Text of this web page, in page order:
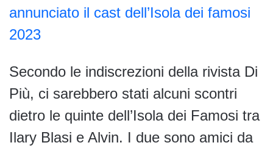
annunciato il cast dell’Isola dei famosi
2023
Secondo le indiscrezioni della rivista Di
Più, ci sarebbero stati alcuni scontri
dietro le quinte dell’Isola dei Famosi tra
Ilary Blasi e Alvin. I due sono amici da